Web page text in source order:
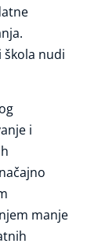
nudi
i
manje